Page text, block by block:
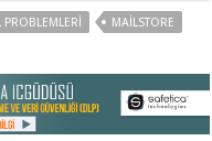
PROBLEMLERI MAILSTORE